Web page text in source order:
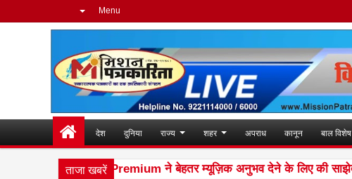
Menu
देश दुनिया राज्य शहर अपराध कानून बाल विशेष
ताजा खबरें
और Spotify Premium ने बेहतर म्यूज़िक अनुभव देने के लिए की साझेदारी